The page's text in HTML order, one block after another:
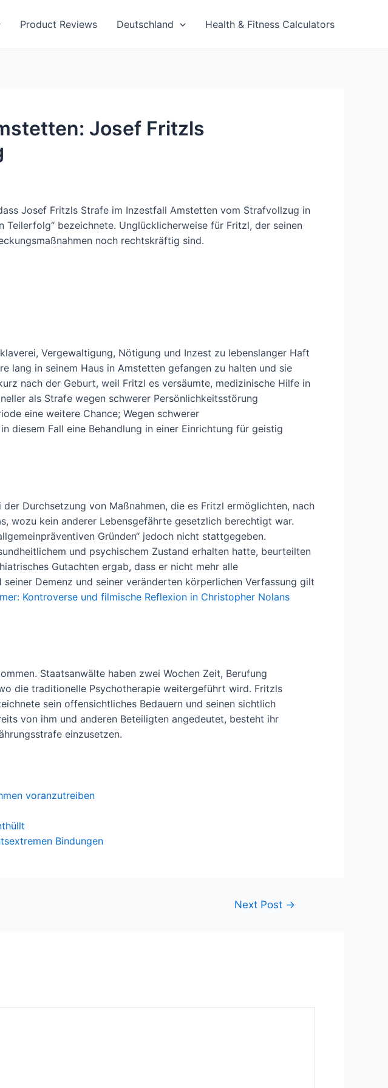
Product Reviews Deutschland Health & Fitness Calculators
Josef Fritzls
Josef Fritzls Strafe im Inzestfall Amstetten vom Strafvollzug in
bezeichnete. Unglücklicherweise für Fritzl, der seinen
noch rechtskräftig sind.
Vergewaltigung, Nötigung und Inzest zu lebenslanger Haft
lang in seinem Haus in Amstetten gefangen zu halten und sie
nach der Geburt, weil Fritzl es versäumte, medizinische Hilfe in
als Strafe wegen schwerer Persönlichkeitsstörung
eine weitere Chance; Wegen schwerer
diesem Fall eine Behandlung in einer Einrichtung für geistig
Durchsetzung von Maßnahmen, die es Fritzl ermöglichten, nach
wozu kein anderer Lebensgefährte gesetzlich berechtigt war.
Gründen“ jedoch nicht stattgegeben.
und psychischem Zustand erhalten hatte, beurteilten
Gutachten ergab, dass er nicht mehr alle
Demenz und seiner veränderten körperlichen Verfassung gilt
Kontroverse und filmische Reflexion in Christopher Nolans
Staatsanwälte haben zwei Wochen Zeit, Berufung
die traditionelle Psychotherapie weitergeführt wird. Fritzls
sein offensichtliches Bedauern und seinen sichtlich
von ihm und anderen Beteiligten angedeutet, besteht ihr
einzusetzen.
voranzutreiben
Bindungen
Next Post →